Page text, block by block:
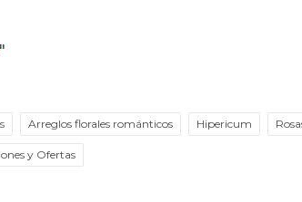
"
Arreglos florales románticos Hipericum
y Ofertas